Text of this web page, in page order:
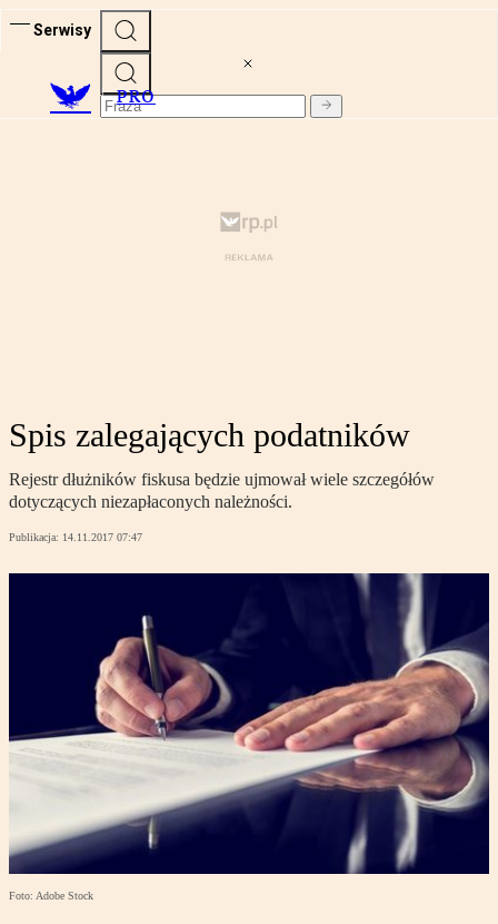
Serwisy
PRO
Spis zalegających podatników
Rejestr dłużników fiskusa będzie ujmował wiele szczegółów
dotyczących niezapłaconych należności.
Publikacja: 14.11.2017 07:47
Foto: Adobe Stock